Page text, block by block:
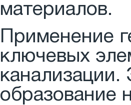
материалов.
Применение
ключевых
канализации.
образование